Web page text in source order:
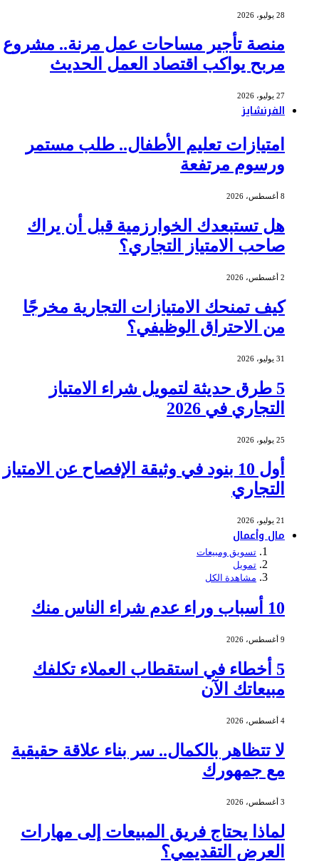
28 يوليو، 2026
منصة تأجير مساحات عمل مرنة.. مشروع
مربح يواكب اقتصاد العمل الحديث
27 يوليو، 2026
الفرنشايز
امتيازات تعليم الأطفال.. طلب مستمر
ورسوم مرتفعة
8 أغسطس، 2026
هل تستبعدك الخوارزمية قبل أن يراك
صاحب الامتياز التجاري؟
2 أغسطس، 2026
كيف تمنحك الامتيازات التجارية مخرجًا
من الاحتراق الوظيفي؟
31 يوليو، 2026
5 طرق حديثة لتمويل شراء الامتياز
التجاري في 2026
25 يوليو، 2026
أول 10 بنود في وثيقة الإفصاح عن الامتياز
التجاري
21 يوليو، 2026
مال وأعمال
تسويق ومبيعات
تمويل
مشاهدة الكل
10 أسباب وراء عدم شراء الناس منك
9 أغسطس، 2026
5 أخطاء في استقطاب العملاء تكلفك
مبيعاتك الآن
4 أغسطس، 2026
لا تتظاهر بالكمال.. سر بناء علاقة حقيقية
مع جمهورك
3 أغسطس، 2026
لماذا يحتاج فريق المبيعات إلى مهارات
العرض التقديمي؟